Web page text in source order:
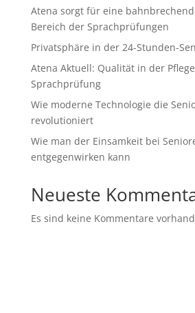
Atena sorgt für eine
Bereich der Sprachprüfungen
Privatsphäre in der 24-Stunden-
Atena Aktuell: Qualität in der
Sprachprüfung
Wie moderne Technologie die
revolutioniert
Wie man der Einsamkeit bei
entgegenwirken kann
Neueste
Es sind keine Kommentare